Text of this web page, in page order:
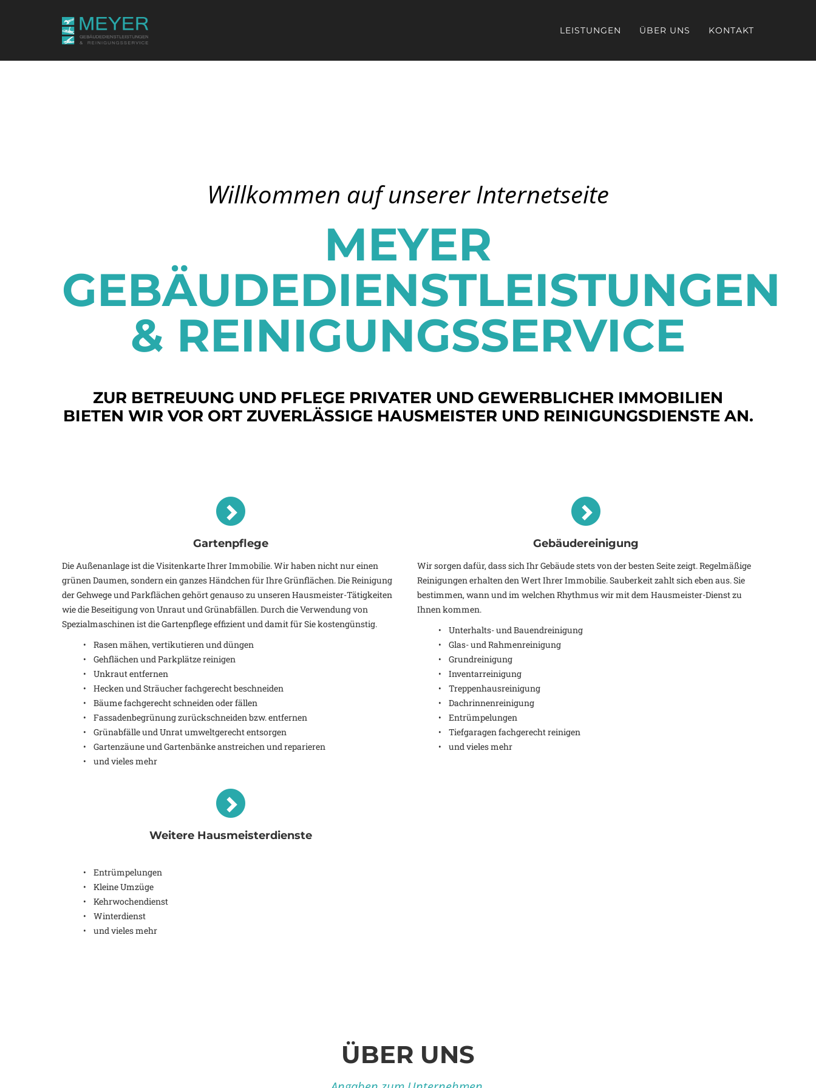
LEISTUNGEN ÜBER UNS KONTAKT
Willkommen auf unserer Internetseite
MEYER
GEBÄUDEDIENSTLEISTUNGEN
& REINIGUNGSSERVICE
ZUR BETREUUNG UND PFLEGE PRIVATER UND GEWERBLICHER IMMOBILIEN
BIETEN WIR VOR ORT ZUVERLÄSSIGE HAUSMEISTER UND REINIGUNGSDIENSTE AN.
Gartenpflege
Die Außenanlage ist die Visitenkarte Ihrer Immobilie. Wir haben nicht nur einen
grünen Daumen, sondern ein ganzes Händchen für Ihre Grünflächen. Die Reinigung
der Gehwege und Parkflächen gehört genauso zu unseren Hausmeister-Tätigkeiten
wie die Beseitigung von Unraut und Grünabfällen. Durch die Verwendung von
Spezialmaschinen ist die Gartenpflege effizient und damit für Sie kostengünstig.
• Rasen mähen, vertikutieren und düngen
• Gehflächen und Parkplätze reinigen
• Unkraut entfernen
• Hecken und Sträucher fachgerecht beschneiden
• Bäume fachgerecht schneiden oder fällen
• Fassadenbegrünung zurückschneiden bzw. entfernen
• Grünabfälle und Unrat umweltgerecht entsorgen
• Gartenzäune und Gartenbänke anstreichen und reparieren
• und vieles mehr
Gebäudereinigung
Wir sorgen dafür, dass sich Ihr Gebäude stets von der besten Seite zeigt. Regelmäßige
Reinigungen erhalten den Wert Ihrer Immobilie. Sauberkeit zahlt sich eben aus. Sie
bestimmen, wann und im welchen Rhythmus wir mit dem Hausmeister-Dienst zu
Ihnen kommen.
• Unterhalts- und Bauendreinigung
• Glas- und Rahmenreinigung
• Grundreinigung
• Inventarreinigung
• Treppenhausreinigung
• Dachrinnenreinigung
• Entrümpelungen
• Tiefgaragen fachgerecht reinigen
• und vieles mehr
Weitere Hausmeisterdienste
• Entrümpelungen
• Kleine Umzüge
• Kehrwochendienst
• Winterdienst
• und vieles mehr
ÜBER UNS